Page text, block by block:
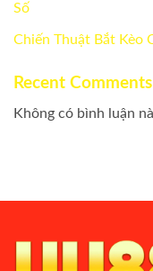
Số
Chiến Thuật Bắt Kèo
Recent Comments
Không có bình luận